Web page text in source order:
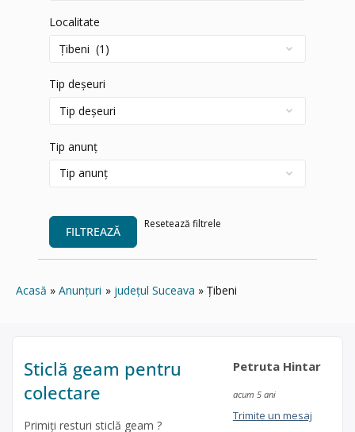
Localitate
Tip deșeuri
Tip anunț
FILTREAZĂ
Resetează filtrele
Acasă Anunțuri județul Suceava Țibeni
Sticlă geam pentru
colectare
Primiți resturi sticlă geam ?
Petruta Hintar
acum 5 ani
Trimite un mesaj